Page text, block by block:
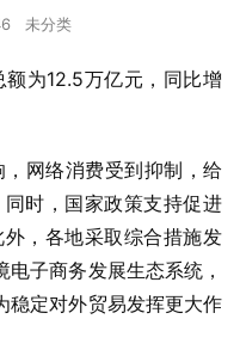
未分类
为12.5万亿元，同比增
网络消费受到抑制，给
时，国家政策支持促进
，各地采取综合措施发
子商务发展生态系统，
稳定对外贸易发挥更大作